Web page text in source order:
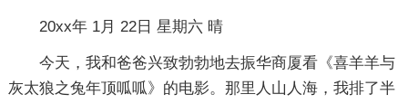
20xx年 1月 22日 星期六 晴
今天，我和爸爸兴致勃勃地去振华商厦看《喜羊羊与
灰太狼之兔年顶呱呱》的电影。那里人山人海，我排了半